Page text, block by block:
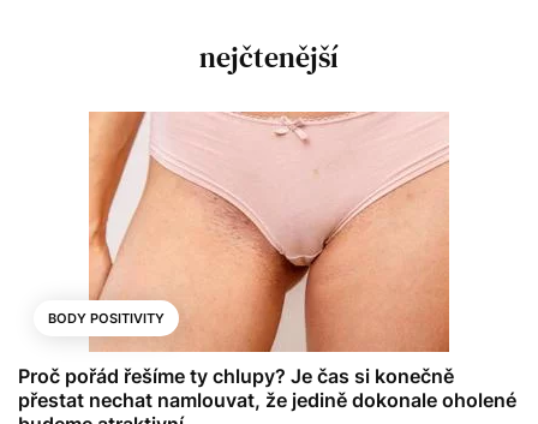
nejčtenější
BODY POSITIVITY
Proč pořád řešíme ty chlupy? Je čas si konečně
přestat nechat namlouvat, že jedině dokonale oholené